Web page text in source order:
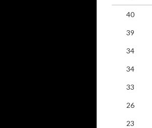
40
39
34
34
33
26
23